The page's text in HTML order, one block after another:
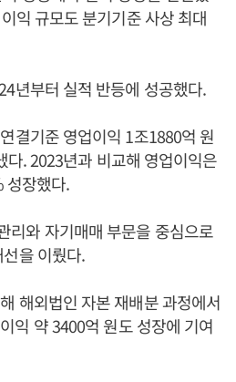
익 규모도 분기기준 사상 최대
년부터 실적 반등에 성공했다.
결기준 영업이익 1조1880억 원
다. 2023년과 비교해 영업이익은
성장했다.
리와 자기매매 부문을 중심으로
을 이뤘다.
해외법인 자본 재배분 과정에서
익 약 3400억 원도 성장에 기여